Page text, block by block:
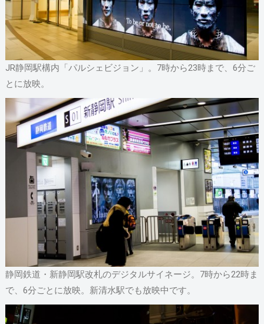
JR静岡駅構内「パルシェビジョン」。7時から23時まで、6分ご
とに放映。
静岡鉄道・新静岡駅改札のデジタルサイネージ。7時から22時ま
で、6分ごとに放映。新清水駅でも放映中です。